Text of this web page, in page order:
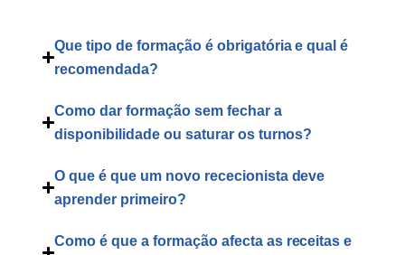
Que tipo de formação é obrigatória e qual é
recomendada?
Como dar formação sem fechar a
disponibilidade ou saturar os turnos?
O que é que um novo rececionista deve
aprender primeiro?
Como é que a formação afecta as receitas e